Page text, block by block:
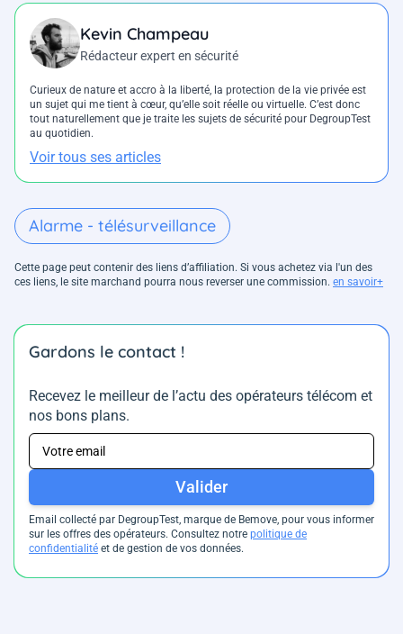
Kevin Champeau
Rédacteur expert en sécurité
Curieux de nature et accro à la liberté, la protection de la vie privée est
un sujet qui me tient à cœur, qu’elle soit réelle ou virtuelle. C’est donc
tout naturellement que je traite les sujets de sécurité pour DegroupTest
au quotidien.
Voir tous ses articles
Alarme - télésurveillance
Cette page peut contenir des liens d’affiliation. Si vous achetez via l'un des
ces liens, le site marchand pourra nous reverser une commission. en savoir+
Gardons le contact !
Recevez le meilleur de l’actu des opérateurs télécom et
nos bons plans.
Valider
Email collecté par DegroupTest, marque de Bemove, pour vous informer
sur les offres des opérateurs. Consultez notre politique de
confidentialité et de gestion de vos données.